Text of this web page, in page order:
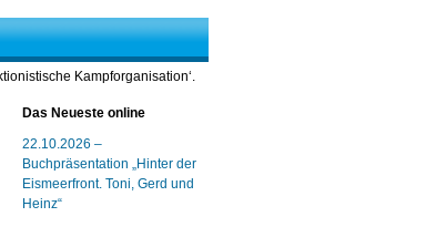
Kampforganisation‘.
Das Neueste online
22.10.2026 –
Buchpräsentation „Hinter der
Eismeerfront. Toni, Gerd und
Heinz“